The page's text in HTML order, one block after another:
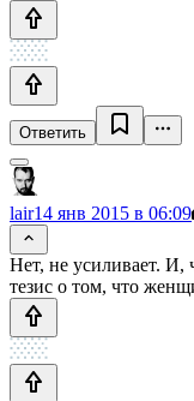
Ответить
lair14 янв 2015 в 06:09
Нет, не усиливает. И,
тезис о том, что